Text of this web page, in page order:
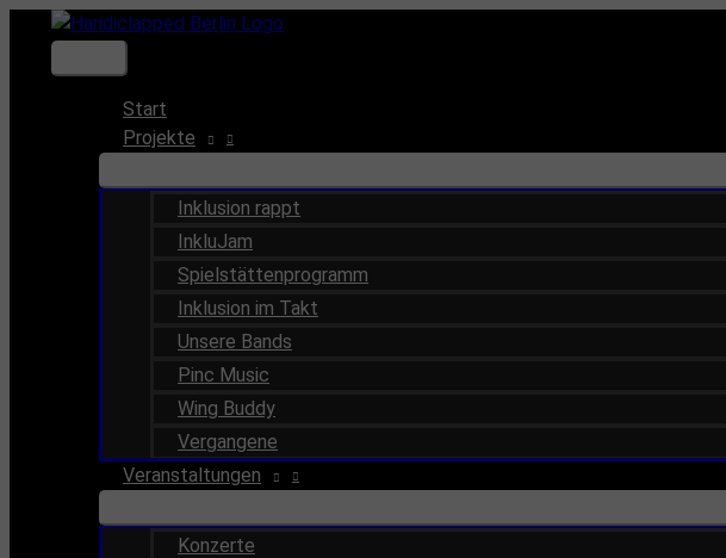
Inhalt
springen Hauptmenü
Start
Projekte
Inklusion rappt
InkluJam
Spielstättenprogramm
Inklusion im Takt
Unsere Bands
Pinc Music
Wing Buddy
Vergangene
Veranstaltungen
Konzerte